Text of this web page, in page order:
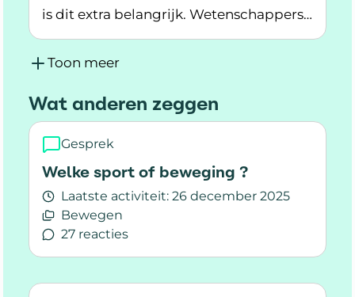
is dit extra belangrijk. Wetenschappers
doen veel onderzoek naar beweging en
MS. Wat blijkt uit wetenschappelijk
wetenschappelijke studies zien?
Lees meer over Onderzoek naar bewegen en
Toon meer
Wat anderen zeggen
Gesprek
Welke sport of beweging ?
Laatste activiteit: 26 december 2025
Bewegen
27 reacties
Lees meer over Welke sport of beweging ?